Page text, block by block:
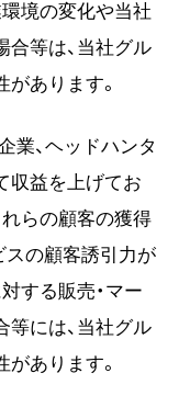
境の変化や当社
等は、当社グル
あります。
業、ヘッドハンタ
収益を上げてお
らの顧客の獲得
スの顧客誘引力が
する販売・マー
には、当社グル
あります。